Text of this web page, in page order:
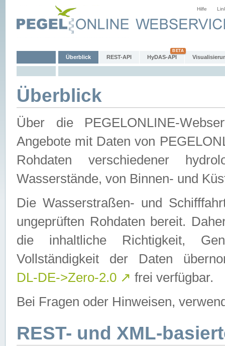
Hilfe
Überblick REST-API HyDAS-API
Überblick
Über die PEGELONLINE-
Angebote mit Daten von
Rohdaten verschiedener
Wasserstände, von Binnen- und
Die Wasserstraßen- und
ungeprüften Rohdaten bereit.
die inhaltliche Richtigkeit,
Vollständigkeit der Daten
DL-DE->Zero-2.0 ↗ frei verfügbar.
Bei Fragen oder Hinweisen,
REST- und XML-